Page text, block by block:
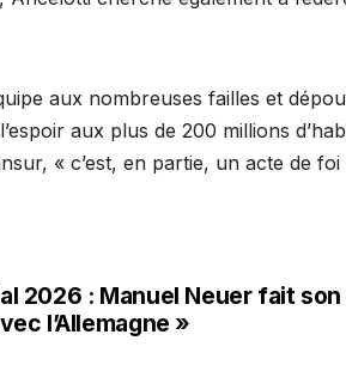
aux nombreuses failles et
aux plus de 200 millions
« c’est, en partie, un acte de foi
2026 : Manuel Neuer fait son
l’Allemagne »